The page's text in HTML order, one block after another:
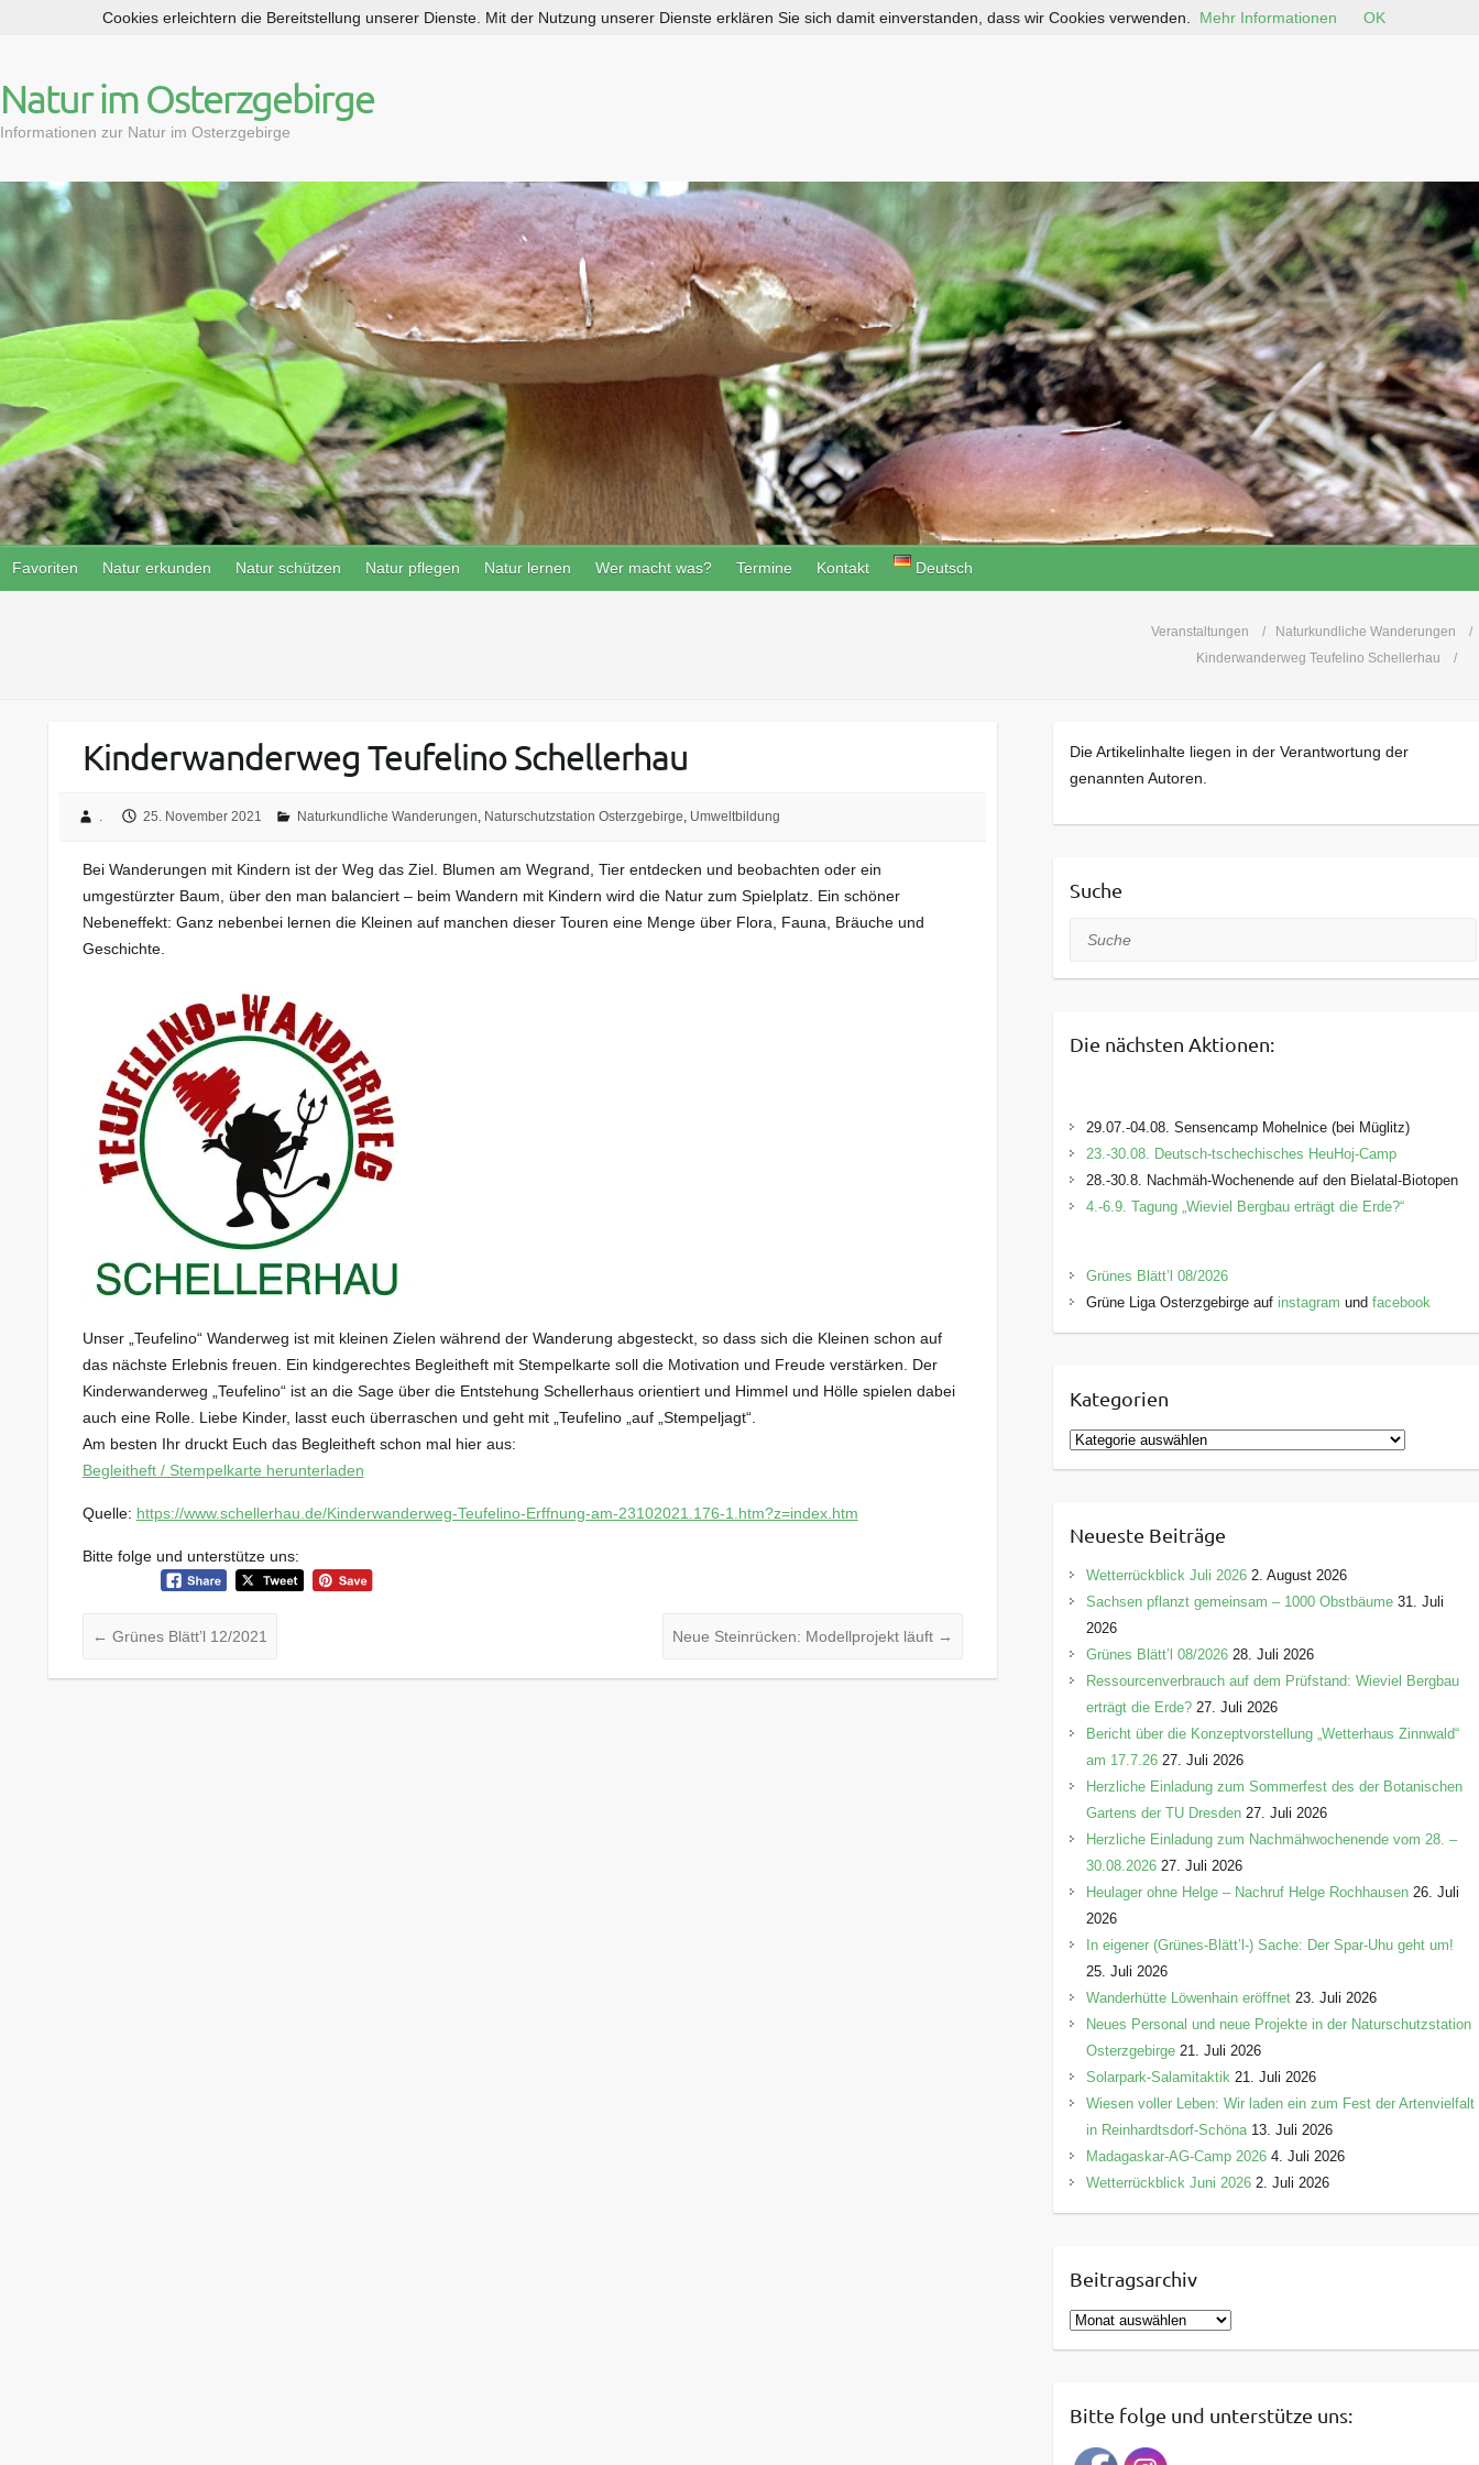
p
t
c
o
n
t
e
n
t
Natur im Osterzgebirge
Informationen zur Natur im Osterzgebirge
Favoriten Natur erkunden Natur schützen Natur pflegen Natur lernen Wer macht was? Termine Kontakt Deutsch
Veranstaltungen
Naturkundliche Wanderungen
Kinderwanderweg Teufelino Schellerhau
Kinderwanderweg Teufelino Schellerhau
. 25. November 2021 Naturkundliche Wanderungen, Naturschutzstation Osterzgebirge, Umweltbildung
Bei Wanderungen mit Kindern ist der Weg das Ziel. Blumen am Wegrand, Tier entdecken und beobachten oder ein
umgestürzter Baum, über den man balanciert – beim Wandern mit Kindern wird die Natur zum Spielplatz. Ein schöner
Nebeneffekt: Ganz nebenbei lernen die Kleinen auf manchen dieser Touren eine Menge über Flora, Fauna, Bräuche und
Geschichte.
Unser „Teufelino“ Wanderweg ist mit kleinen Zielen während der Wanderung abgesteckt, so dass sich die Kleinen schon auf
das nächste Erlebnis freuen. Ein kindgerechtes Begleitheft mit Stempelkarte soll die Motivation und Freude verstärken. Der
Kinderwanderweg „Teufelino“ ist an die Sage über die Entstehung Schellerhaus orientiert und Himmel und Hölle spielen dabei
auch eine Rolle. Liebe Kinder, lasst euch überraschen und geht mit „Teufelino „auf „Stempeljagt“.
Am besten Ihr druckt Euch das Begleitheft schon mal hier aus:
Begleitheft / Stempelkarte herunterladen
Quelle: https://www.schellerhau.de/Kinderwanderweg-Teufelino-Erffnung-am-23102021.176-1.htm?z=index.htm
Bitte folge und unterstütze uns:
← Grünes Blätt’l 12/2021 Neue Steinrücken: Modellprojekt läuft →
Die Artikelinhalte liegen in der Verantwortung der
genannten Autoren.
Suche
Suche
Die nächsten Aktionen:
29.07.-04.08. Sensencamp Mohelnice (bei Müglitz)
23.-30.08. Deutsch-tschechisches HeuHoj-Camp
28.-30.8. Nachmäh-Wochenende auf den Bielatal-Biotopen
4.-6.9. Tagung „Wieviel Bergbau erträgt die Erde?“
Grünes Blätt’l 08/2026
Grüne Liga Osterzgebirge auf instagram und facebook
Kategorien
K
a
g
o
r
e
n
Neueste Beiträge
Wetterrückblick Juli 2026 2. August 2026
Sachsen pflanzt gemeinsam – 1000 Obstbäume 31. Juli
2026
Grünes Blätt’l 08/2026 28. Juli 2026
Ressourcenverbrauch auf dem Prüfstand: Wieviel Bergbau
erträgt die Erde? 27. Juli 2026
Bericht über die Konzeptvorstellung „Wetterhaus Zinnwald“
am 17.7.26 27. Juli 2026
Herzliche Einladung zum Sommerfest des der Botanischen
Gartens der TU Dresden 27. Juli 2026
Herzliche Einladung zum Nachmähwochenende vom 28. –
30.08.2026 27. Juli 2026
Heulager ohne Helge – Nachruf Helge Rochhausen 26. Juli
2026
In eigener (Grünes-Blätt’l-) Sache: Der Spar-Uhu geht um!
25. Juli 2026
Wanderhütte Löwenhain eröffnet 23. Juli 2026
Neues Personal und neue Projekte in der Naturschutzstation
Osterzgebirge 21. Juli 2026
Solarpark-Salamitaktik 21. Juli 2026
Wiesen voller Leben: Wir laden ein zum Fest der Artenvielfalt
in Reinhardtsdorf-Schöna 13. Juli 2026
Madagaskar-AG-Camp 2026 4. Juli 2026
Wetterrückblick Juni 2026 2. Juli 2026
Beitragsarchiv
B
e
rBitte folge und unterstütze uns:
Cookies erleichtern die Bereitstellung unserer Dienste. Mit der Nutzung unserer Dienste erklären Sie sich damit einverstanden, dass wir Cookies verwenden. Mehr Informationen OK